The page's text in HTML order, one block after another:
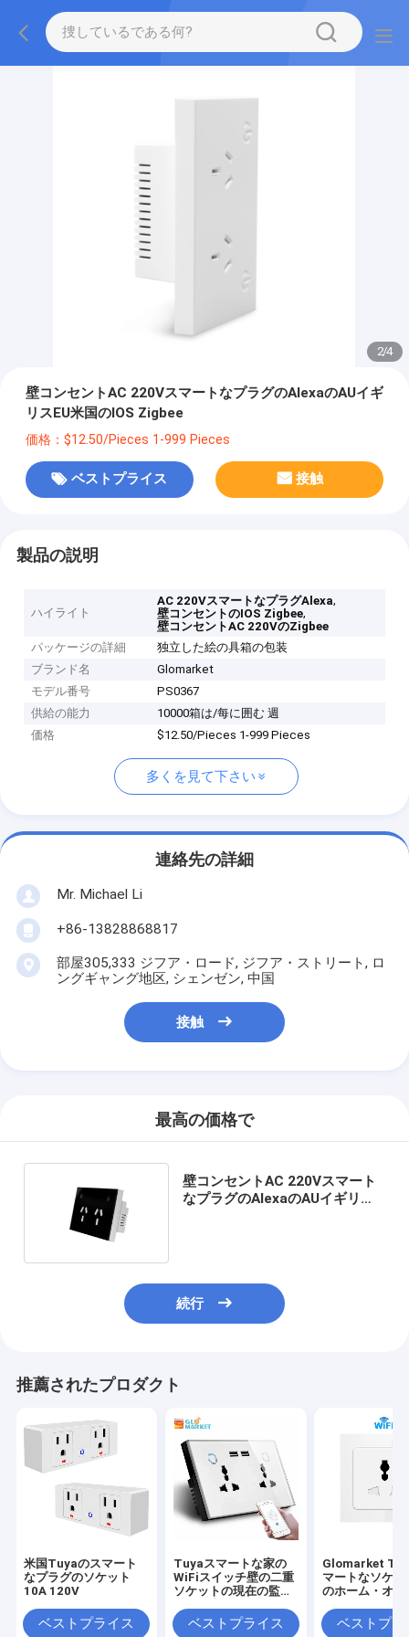
2/4
壁コンセントAC 220VスマートなプラグのAlexaのAUイギ
リスEU米国のIOS Zigbee
価格：$12.50/Pieces 1-999 Pieces
ベストプライス 接触
製品の説明
ハイライト
AC 220VスマートなプラグAlexa,
壁コンセントのIOS Zigbee,
壁コンセントAC 220VのZigbee
パッケージの詳細
独立した絵の具箱の包装
ブランド名
Glomarket
モデル番号
PS0367
供給の能力
10000箱は/每に囲む 週
価格
$12.50/Pieces 1-999 Pieces
多くを見て下さい
連絡先の詳細
Mr. Michael Li
+86-13828868817
部屋305,333 ジフア・ロード, ジフア・ストリート, ロ
ングギャング地区, シェンゼン, 中国
接触
最高の価格で
壁コンセントAC 220Vスマート
なプラグのAlexaのAUイギリス
続行
推薦されたプロダクト
米国Tuyaのスマート
なプラグのソケット
10A 120V
ベストプライス
Tuyaスマートな家の
WiFiスイッチ壁の二重
ソケットの現在の監視
ト
ベストプライス
Glomarket
マートなソケ
のホーム・オー
トな壁コンセン
ベストプラ